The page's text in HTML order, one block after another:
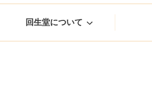
回生堂について